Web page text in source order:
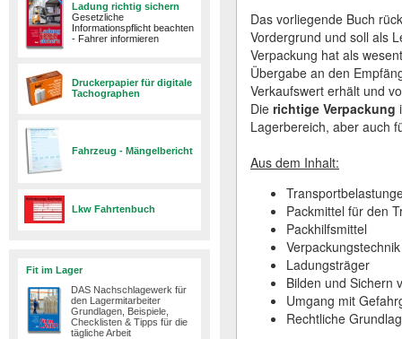
Ladung richtig sichern
Gesetzliche
Informationspflicht beachten
- Fahrer informieren
Druckerpapier für digitale
Tachographen
Fahrzeug - Mängelbericht
Lkw Fahrtenbuch
Fit im Lager
DAS Nachschlagewerk für
den Lagermitarbeiter
Grundlagen, Beispiele,
Checklisten & Tipps für die
tägliche Arbeit
Das vorliegende Buch
Vordergrund und soll als
Verpackung hat als
Übergabe an den
Verkaufswert erhält und
Die richtige Verpackung
Lagerbereich, aber auch
Aus dem Inhalt:
Packmittel für den
Packhilfsmittel
Verpackungstechnik
Ladungsträger
Bilden und Sichern
Umgang mit
Rechtliche